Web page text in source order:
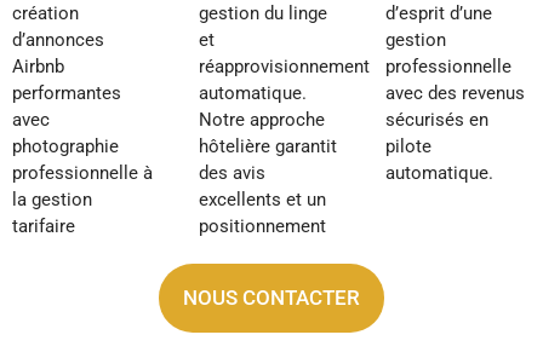
création
d’annonces
Airbnb
performantes
avec
photographie
professionnelle à
la gestion
tarifaire
gestion du linge
et
réapprovisionnement
automatique.
Notre approche
hôtelière garantit
des avis
excellents et un
positionnement
d’esprit d’une
gestion
professionnelle
avec des revenus
sécurisés en
pilote
automatique.
NOUS CONTACTER